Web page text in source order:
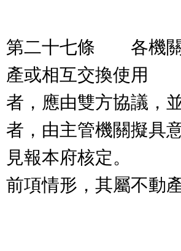
第二十七條 各機關
產或相互交換使用
者，應由雙方協議，
者，由主管機關擬具
見報本府核定。
前項情形，其屬不動